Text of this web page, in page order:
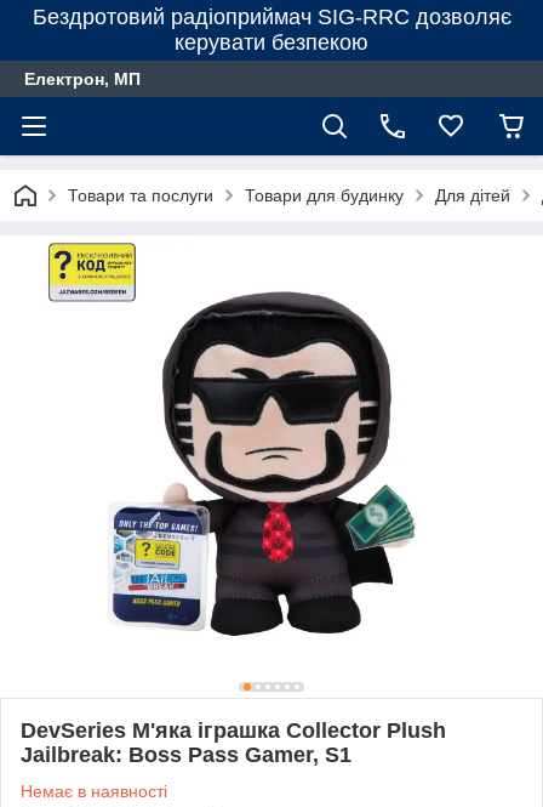
Бездротовий радіоприймач SIG-RRC дозволяє
керувати безпекою
Електрон, МП
Товари та послуги Товари для будинку Для дiтей
DevSeries М'яка ігрaшка Collector Plush
Jailbreak: Boss Pass Gamer, S1
Немає в наявності